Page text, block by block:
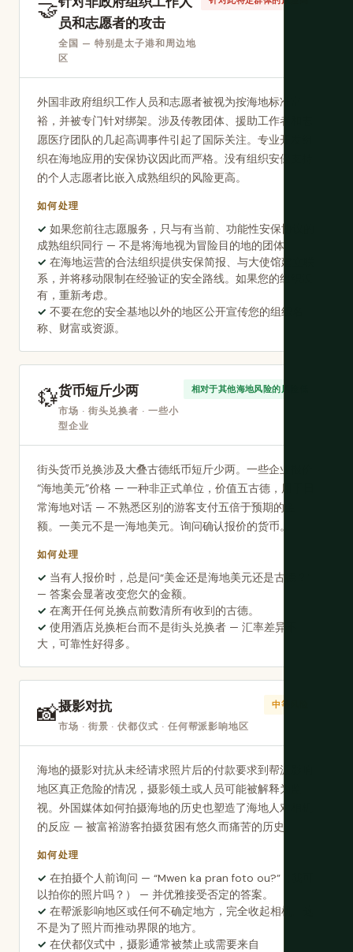
🤝员和志愿者的攻击
全国 — 特别是太子港和周边地
区
外国非政府组织工作人员和志愿者被视为按海地标准富
裕，并被专门针对绑架。涉及传教团体、援助工作者和志
愿医疗团队的几起高调事件引起了国际关注。专业开发组
织在海地应用的安保协议因此而严格。没有组织安保支持
的个人志愿者比嵌入成熟组织的风险更高。
如何处理
如果您前往志愿服务，只与有当前、功能性安保协议的
成熟组织同行 — 不是将海地视为冒险目的地的团体。
在海地运营的合法组织提供安保简报、与大使馆建立联
系，并将移动限制在经验证的安全路线。如果您的组织没
有，重新考虑。
不要在您的安全基地以外的地区公开宣传您的组织名
称、财富或资源。
💱货币短斤少两
市场 · 街头兑换者 · 一些小
型企业
相对于其他海地风险的风险低
街头货币兑换涉及大叠古德纸币短斤少两。一些企业报价
“海地美元”价格 — 一种非正式单位，价值五古德，用于日
常海地对话 — 不熟悉区别的游客支付五倍于预期的金
额。一美元不是一海地美元。询问确认报价的货币。
如何处理
当有人报价时，总是问“美金还是海地美元还是古德？”
— 答案会显著改变您欠的金额。
在离开任何兑换点前数清所有收到的古德。
使用酒店兑换柜台而不是街头兑换者 — 汇率差异不
大，可靠性好得多。
📸摄影对抗
市场 · 街景 · 伏都仪式 · 任何帮派影响地区
中等风险
海地的摄影对抗从未经请求照片后的付款要求到帮派影响
地区真正危险的情况，摄影领土或人员可能被解释为监
视。外国媒体如何拍摄海地的历史也塑造了海地人对相机
的反应 — 被富裕游客拍摄贫困有悠久而痛苦的历史。
如何处理
在拍摄个人前询问 — “Mwen ka pran foto ou?”（我可
以拍你的照片吗？） — 并优雅接受否定的答案。
在帮派影响地区或任何不确定地方，完全收起相机。这
不是为了照片而推动界限的地方。
在伏都仪式中，摄影通常被禁止或需要来自